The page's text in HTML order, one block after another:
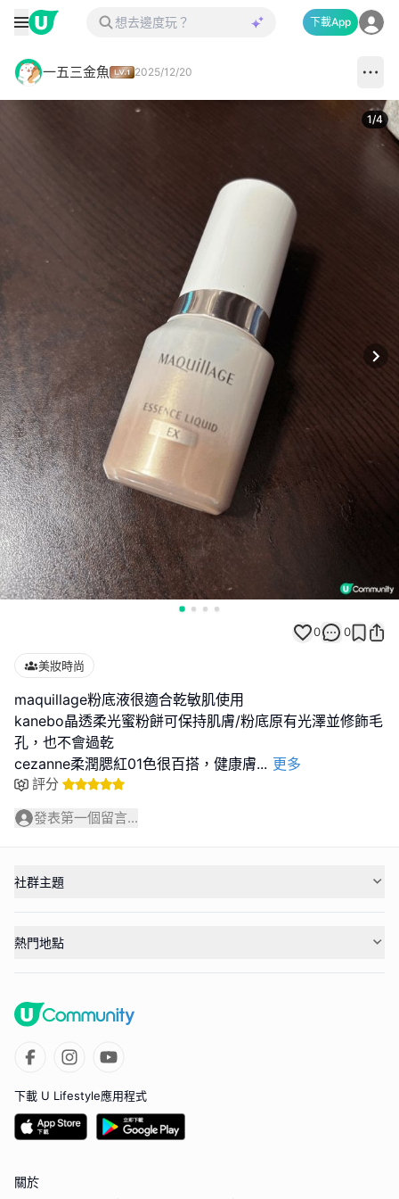
下載App
一五三金魚 2025/12/20
1/4
0 0
美妝時尚
maquillage粉底液很適合乾敏肌使用
kanebo晶透柔光蜜粉餅可保持肌膚/粉底原有光澤並修飾毛
孔，也不會過乾
cezanne柔潤腮紅01色很百搭，健康膚... 更多
評分
發表第一個留言...
社群主題
熱門地點
下載 U Lifestyle應用程式
關於